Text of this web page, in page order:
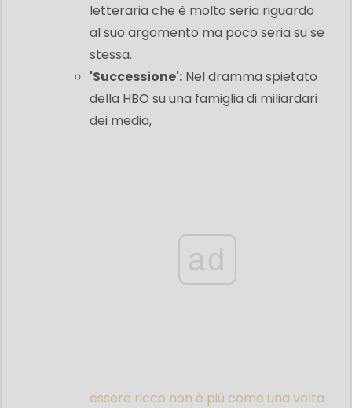
letteraria che è molto seria riguardo
al suo argomento ma poco seria su se
stessa.
'Successione': Nel dramma spietato
della HBO su una famiglia di miliardari
dei media,
ad
essere ricco non è più come una volta